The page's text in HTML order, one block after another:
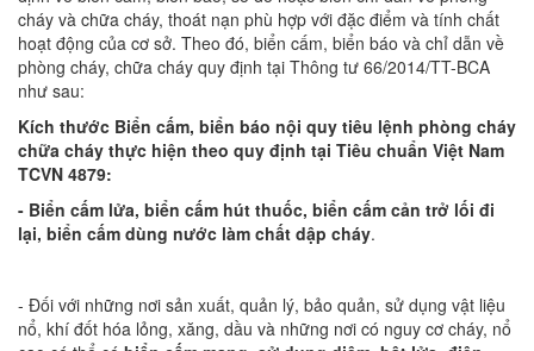
cháy và chữa cháy, thoát nạn phù hợp với đặc điểm và tính chất
hoạt động của cơ sở. Theo đó, biển cấm, biển báo và chỉ dẫn về
phòng cháy, chữa cháy quy định tại Thông tư 66/2014/TT-BCA
như sau:
Kích thước Biển cấm, biển báo nội quy tiêu lệnh phòng cháy
chữa cháy thực hiện theo quy định tại Tiêu chuẩn Việt Nam
TCVN 4879:
- Biển cấm lửa, biển cấm hút thuốc, biển cấm cản trở lối đi
lại, biển cấm dùng nước làm chất dập cháy.
- Đối với những nơi sản xuất, quản lý, bảo quản, sử dụng vật liệu
nổ, khí đốt hóa lỏng, xăng, dầu và những nơi có nguy cơ cháy, nổ